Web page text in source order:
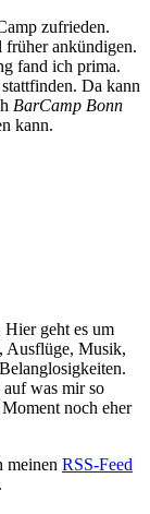
zufrieden.
früher ankündigen.
fand ich prima.
Da kann
BarCamp Bonn
kann.
geht es um
Ausflüge, Musik,
auf was mir so
noch eher
meinen RSS-Feed